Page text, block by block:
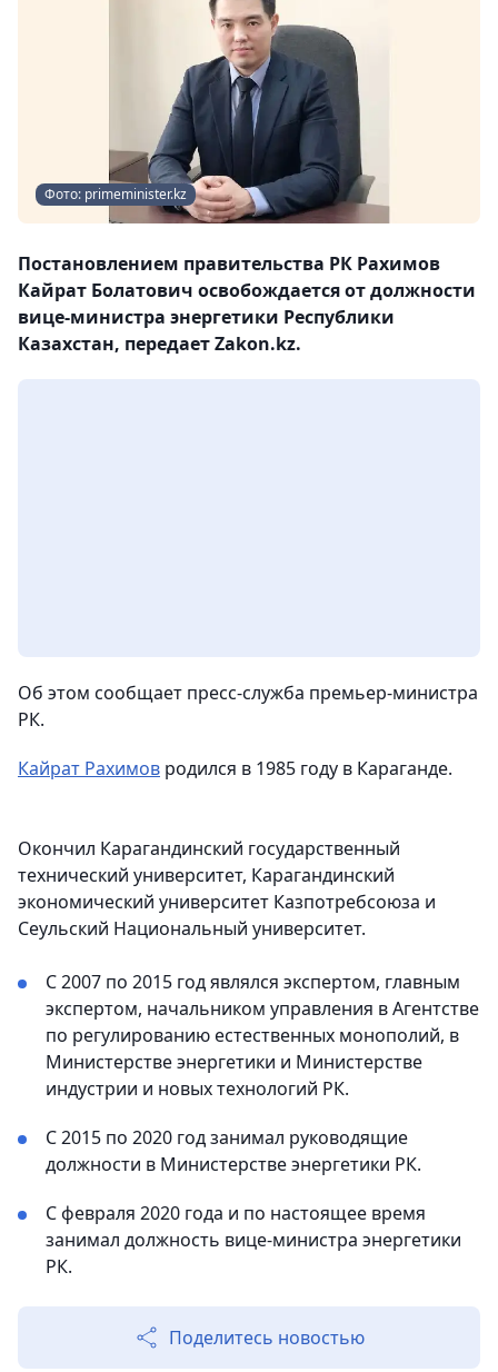
Фото: primeminister.kz
Постановлением правительства РК Рахимов
Кайрат Болатович освобождается от должности
вице-министра энергетики Республики
Казахстан, передает Zakon.kz.
Об этом сообщает пресс-служба премьер-министра
РК.
Кайрат Рахимов родился в 1985 году в Караганде.
Окончил Карагандинский государственный
технический университет, Карагандинский
экономический университет Казпотребсоюза и
Сеульский Национальный университет.
С 2007 по 2015 год являлся экспертом, главным
экспертом, начальником управления в Агентстве
по регулированию естественных монополий, в
Министерстве энергетики и Министерстве
индустрии и новых технологий РК.
С 2015 по 2020 год занимал руководящие
должности в Министерстве энергетики РК.
С февраля 2020 года и по настоящее время
занимал должность вице-министра энергетики
РК.
Поделитесь новостью